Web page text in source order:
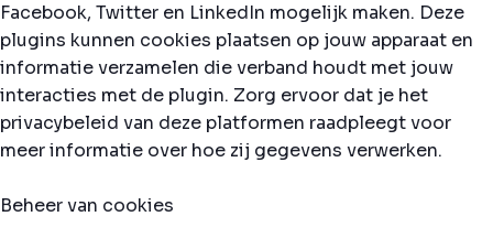
Facebook, Twitter en LinkedIn mogelijk maken. Deze
plugins kunnen cookies plaatsen op jouw apparaat en
informatie verzamelen die verband houdt met jouw
interacties met de plugin. Zorg ervoor dat je het
privacybeleid van deze platformen raadpleegt voor
meer informatie over hoe zij gegevens verwerken.
Beheer van cookies